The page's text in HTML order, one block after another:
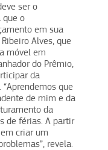
ser o
que o
em sua
Alves, que
móvel em
do Prêmio,
da
que
de mim e da
da
de férias. A partir
criar um
revela.